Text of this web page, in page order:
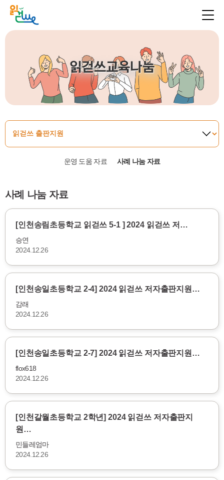
읽걷쓰교육나눔
운영 도움 자료 사례 나눔 자료
사례 나눔 자료
[인천송림초등학교 읽걷쓰 5-1 ] 2024 읽걷쓰 저…
승연
2024.12.26
[인천송일초등학교 2-4] 2024 읽걷쓰 저자출판지원…
감래
2024.12.26
[인천송일초등학교 2-7] 2024 읽걷쓰 저자출판지원…
flox618
2024.12.26
[인천갈월초등학교 2학년] 2024 읽걷쓰 저자출판지
원…
민들레엄마
2024.12.26